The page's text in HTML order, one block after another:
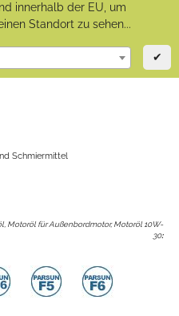
innerhalb der EU, um
Standort zu sehen...
✔
Schmiermittel
Motoröl für Außenbordmotor, Motoröl 10W-
30: